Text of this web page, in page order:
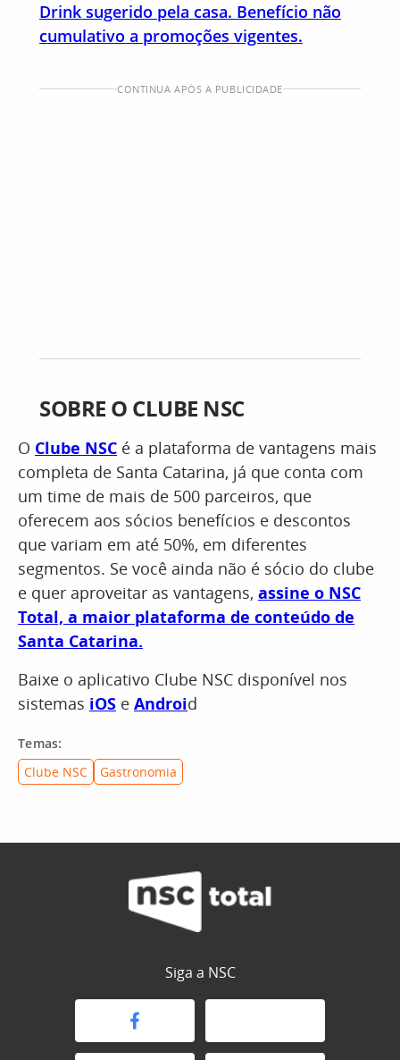
Drink sugerido pela casa. Benefício não
cumulativo a promoções vigentes.
CONTINUA APÓS A PUBLICIDADE
SOBRE O CLUBE NSC
O Clube NSC é a plataforma de vantagens mais
completa de Santa Catarina, já que conta com
um time de mais de 500 parceiros, que
oferecem aos sócios benefícios e descontos
que variam em até 50%, em diferentes
segmentos. Se você ainda não é sócio do clube
e quer aproveitar as vantagens, assine o NSC
Total, a maior plataforma de conteúdo de
Santa Catarina.
Baixe o aplicativo Clube NSC disponível nos
sistemas iOS e Android
Temas:
Clube NSC
Gastronomia
Siga a NSC